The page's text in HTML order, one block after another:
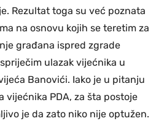
Rezultat toga su već poznata
na osnovu kojih se teretim za
građana ispred zgrade
ulazak vijećnika u
Banovići. Iako je u pitanju
vijećnika PDA, za šta postoje
je da zato niko nije optužen.